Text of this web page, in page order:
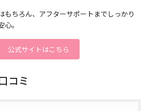
もちろん、アフターサポートまでしっかり
。
公式サイトはこちら
コミ